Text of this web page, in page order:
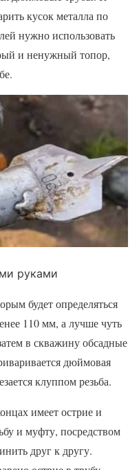
кусок металла по
нужно использовать
и ненужный топор,
руками
будет определяться
110 мм, а лучше чуть
в скважину обсадные
дюймовая
клуппом резьба.
имеет острие и
и муфту, посредством
друг к другу.